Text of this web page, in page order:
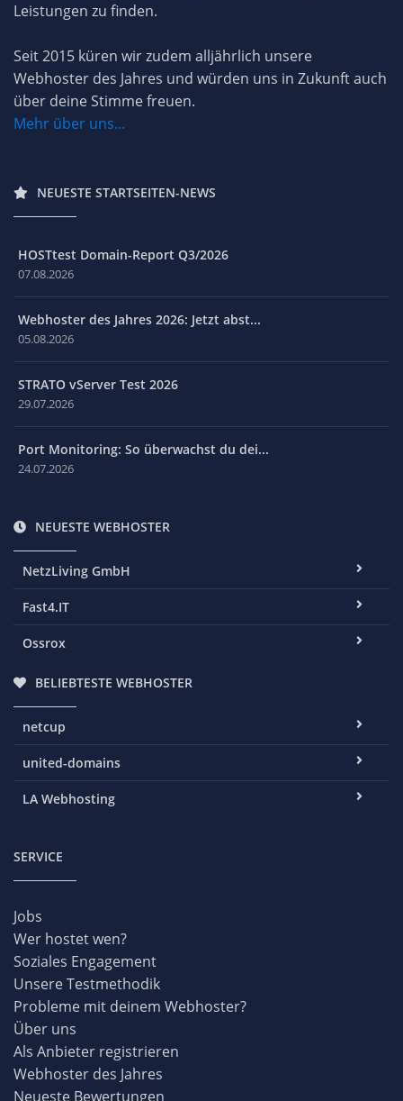
Leistungen zu finden.
Seit 2015 küren wir zudem alljährlich unsere
Webhoster des Jahres und würden uns in Zukunft auch
über deine Stimme freuen.
Mehr über uns...
NEUESTE STARTSEITEN-NEWS
HOSTtest Domain-Report Q3/2026
07.08.2026
Webhoster des Jahres 2026: Jetzt abst...
05.08.2026
STRATO vServer Test 2026
29.07.2026
Port Monitoring: So überwachst du dei...
24.07.2026
NEUESTE WEBHOSTER
NetzLiving GmbH
Fast4.IT
Ossrox
BELIEBTESTE WEBHOSTER
netcup
united-domains
LA Webhosting
SERVICE
Jobs
Wer hostet wen?
Soziales Engagement
Unsere Testmethodik
Probleme mit deinem Webhoster?
Über uns
Als Anbieter registrieren
Webhoster des Jahres
Neueste Bewertungen